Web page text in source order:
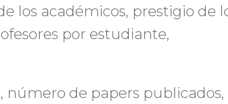
los académicos, prestigio de
por estudiante,
número de papers publicados,